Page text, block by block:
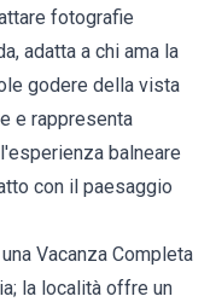
fotografie
adatta a chi ama la
godere della vista
e rappresenta
balneare
con il paesaggio
Vacanza Completa
la località offre un